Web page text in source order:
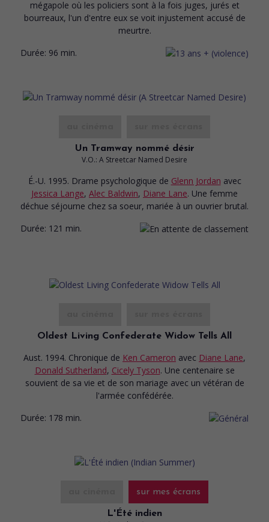
mégapole où les policiers sont à la fois juges, jurés et
bourreaux, l'un d'entre eux se voit injustement accusé de
meurtre.
Durée: 96 min.
Un Tramway nommé désir
V.O.: A Streetcar Named Desire
É.-U. 1995. Drame psychologique de Glenn Jordan avec
Jessica Lange, Alec Baldwin, Diane Lane. Une femme
déchue séjourne chez sa soeur, mariée à un ouvrier brutal.
Durée: 121 min.
Oldest Living Confederate Widow Tells All
Aust. 1994. Chronique de Ken Cameron avec Diane Lane,
Donald Sutherland, Cicely Tyson. Une centenaire se
souvient de sa vie et de son mariage avec un vétéran de
l'armée confédérée.
Durée: 178 min.
sur mes écrans
L'Été indien